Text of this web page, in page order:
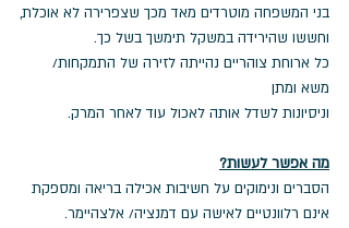
בני המשפחה מוטרדים מאד מכך שצפרירה לא אוכלת,
וחששו שהירידה במשקל תימשך בשל כך.
כל ארוחת צוהריים נהייתה לזירה של התמקחות/
משא ומתן
וניסיונות לשדל אותה לאכול עוד לאחר המרק.
מה אפשר לעשות?
הסברים ונימוקים על חשיבות אכילה בריאה ומספקת
אינם רלוונטיים לאישה עם דמנציה/ אלצהיימר.